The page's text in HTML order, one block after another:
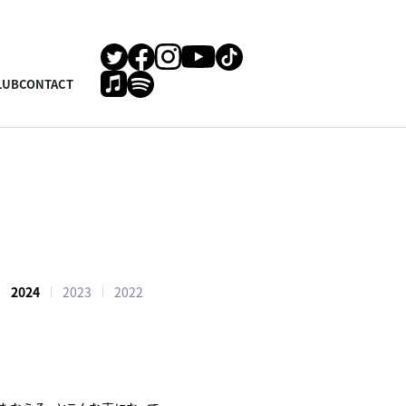
CONTACT
2024 2023 2022